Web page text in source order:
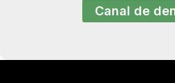
Canal de